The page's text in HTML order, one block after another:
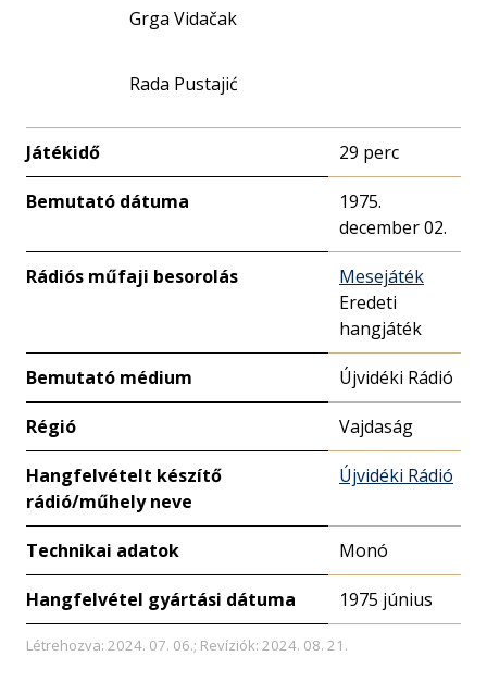
Grga Vidačak
Rada Pustajić
Játékidő 29 perc
Bemutató dátuma
1975.
december 02.
Rádiós műfaji besorolás
Mesejáték
Eredeti
hangjáték
Bemutató médium Újvidéki Rádió
Régió Vajdaság
Hangfelvételt készítő
rádió/műhely neve
Újvidéki Rádió
Technikai adatok Monó
Hangfelvétel gyártási dátuma 1975 június
Létrehozva: 2024. 07. 06.; Revíziók: 2024. 08. 21.